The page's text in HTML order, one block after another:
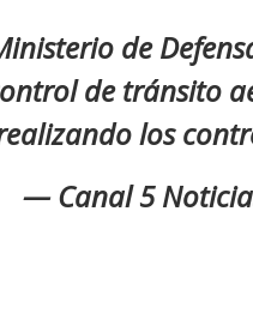
de
de tránsito
los
— Canal 5